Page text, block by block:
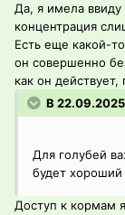
Да, я имела
концентрация
Есть еще какой-
он совершенно
как он
В 22.09.2025
Для голубей
будет
Доступ к кормам